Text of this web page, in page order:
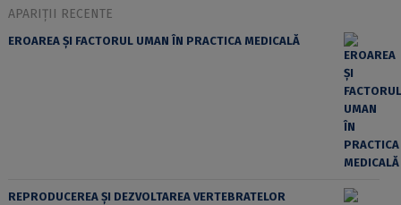
APARIȚII RECENTE
EROAREA ȘI FACTORUL UMAN ÎN PRACTICA MEDICALĂ
REPRODUCEREA ȘI DEZVOLTAREA VERTEBRATELOR